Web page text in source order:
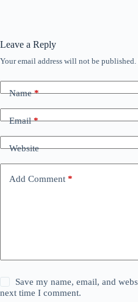
Leave a Reply
Your email address will not be published.
Name*
Email*
Website
Add Comment *
Save my name, email, and
next time I comment.